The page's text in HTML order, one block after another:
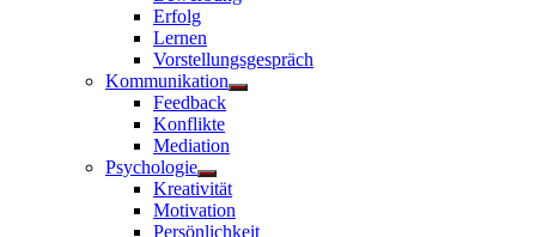
anzeigen
Erfolg
Lernen
Vorstellungsgespräch
Kommunikation
Untermenü
Feedback
Konflikte
Mediation
Psychologie
Untermenü
anzeigen
Kreativität
Motivation
Persönlichkeit